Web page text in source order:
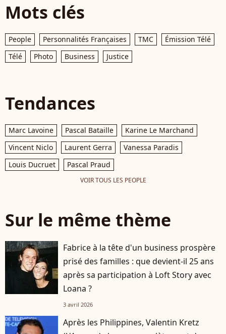
Mots clés
People Personnalités Françaises TMC
Émission Télé
Télé
Photo Business Justice
Tendances
Marc Lavoine Pascal Bataille
Karine Le Marchand
Vincent Niclo
Laurent Gerra
Vanessa Paradis
Louis Ducruet
Pascal Praud
VOIR TOUS LES PEOPLE
Sur le même thème
Fabrice à la tête d'un business prospère
prisé des familles : que devient-il 25 ans
après sa participation à Loft Story avec
Loana ?
3 avril 2026
Après les Philippines, Valentin Kretz